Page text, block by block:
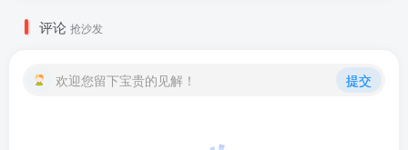
评论 抢沙发
欢迎您留下宝贵的见解！ 提交